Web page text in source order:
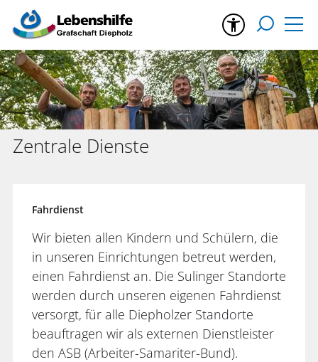
Zentrale Dienste
Fahrdienst
Wir bieten allen Kindern und Schülern, die
in unseren Einrichtungen betreut werden,
einen Fahrdienst an. Die Sulinger Standorte
werden durch unseren eigenen Fahrdienst
versorgt, für alle Diepholzer Standorte
beauftragen wir als externen Dienstleister
den ASB (Arbeiter-Samariter-Bund).